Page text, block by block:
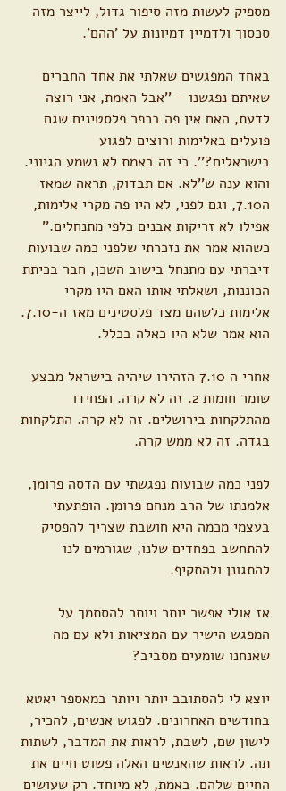
מספיק לעשות מזה סיפור גדול, לייצר מזה
סכסוך ולדמיין דמיונות על 'ההם'.
באחד המפגשים שאלתי את אחד החברים
שאיתם נפגשנו - ''אבל האמת, אני רוצה
לדעת, האם אין פה בכפר פלסטינים שגם
פועלים באלימות ורוצים לפגוע
בישראלים?''. כי זה באמת לא נשמע הגיוני.
והוא ענה ש''לא. אם תבדוק, תראה שמאז
ה7.10, וגם לפני, לא היו פה מקרי אלימות,
אפילו לא זריקות אבנים כלפי מתנחלים.''
כשהוא אמר את נזכרתי שלפני כמה שבועות
דיברתי עם מתנחל בישוב השכן, חבר בכיתת
הכוננות, ושאלתי אותו האם היו מקרי
אלימות כלשהם מצד פלסטינים מאז ה-7.10.
הוא אמר שלא היו כאלה בכלל.
אחרי ה 7.10 הזהירו שיהיה בישראל מבצע
שומר חומות 2. זה לא קרה. הפחידו
מהתלקחות בירושלים. זה לא קרה. התלקחות
בגדה. זה לא ממש קרה.
לפני כמה שבועות נפגשתי עם הדסה פרומן,
אלמנתו של הרב מנחם פרומן. הופתעתי
בעצמי מכמה היא חושבת שצריך להפסיק
להתחשב בפחדים שלנו, שגורמים לנו
להתגונן ולהתקיף.
אז אולי אפשר יותר ויותר להסתמך על
המפגש הישיר עם המציאות ולא עם מה
שאנחנו שומעים מסביב?
יוצא לי להסתובב יותר ויותר במאספר יאטא
בחודשים האחרונים. לפגוש אנשים, להכיר,
לישון שם, לשבת, לראות את המדבר, לשתות
תה. לראות שהאנשים האלה פשוט חיים את
החיים שלהם. באמת, לא מיוחד. רק שעושים